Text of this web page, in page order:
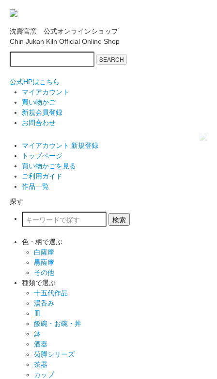
沈壽官窯 公式オンラインショップ
Chin Jukan Kiln Official Online Shop
SEARCH
公式HPはこちら
マイアカウント
買い物かご
新規会員登録
お問合わせ
マイアカウント 新規登録
トップページ
買い物かごを見る
ご利用ガイド
作品一覧
探す
色・柄で選ぶ
白薩摩
黒薩摩
その他
種類で選ぶ
十五代作品
湯呑み
皿
飯碗・お碗・丼
鉢
酒器
菊脚シリーズ
茶器
カップ